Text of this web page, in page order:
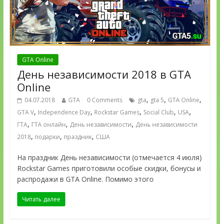
GTA Online
День независимости 2018 в GTA
Online
04.07.2018 GTA 0 Comments gta, gta 5, GTA Online,
GTA V, Independence Day, Rockstar Games, Social Club, USA,
ГТА, ГТА онлайн, День независимости, День независимости
2018, подарки, праздник, США
На праздник День независимости (отмечается 4 июля)
Rockstar Games приготовили особые скидки, бонусы и
распродажи в GTA Online. Помимо этого
Читать далее